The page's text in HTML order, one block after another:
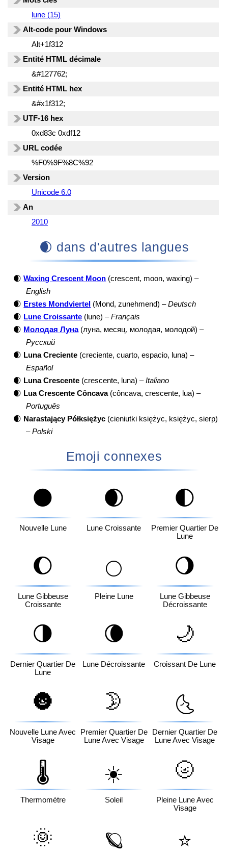
lune (15)
Alt-code pour Windows
Alt+1f312
Entité HTML décimale
&#127762;
Entité HTML hex
&#x1f312;
UTF-16 hex
0xd83c 0xdf12
URL codée
%F0%9F%8C%92
Version
Unicode 6.0
An
2010
🌒 dans d'autres langues
🌒 Waxing Crescent Moon (crescent, moon, waxing) –
English
🌒 Erstes Mondviertel (Mond, zunehmend) –Deutsch
🌒 Lune Croissante (lune) –Français
🌒 Молодая Луна(луна, месяц, молодая, молодой) –
Русский
🌒 Luna Creciente (creciente, cuarto, espacio, luna) –
Español
🌒 Luna Crescente (crescente, luna) –Italiano
🌒 Lua Crescente Côncava(côncava, crescente, lua) –
Português
🌒 Narastający Półksiężyc (cieniutki księżyc, księżyc, sierp)
–Polski
Emoji connexes
🌑
Nouvelle Lune
🌒
Lune Croissante
🌓
Premier Quartier De
Lune
🌔
Lune Gibbeuse
Croissante
🌕
Pleine Lune
🌖
Lune Gibbeuse
Décroissante
🌗
Dernier Quartier De
Lune
🌘
Lune Décroissante
🌙
Croissant De Lune
🌚
Nouvelle Lune Avec
Visage
🌛
Premier Quartier De
Lune Avec Visage
🌜
Dernier Quartier De
Lune Avec Visage
🌡️
Thermomètre
☀️
Soleil
🌝
Pleine Lune Avec
Visage
🌞 🪐 ⭐